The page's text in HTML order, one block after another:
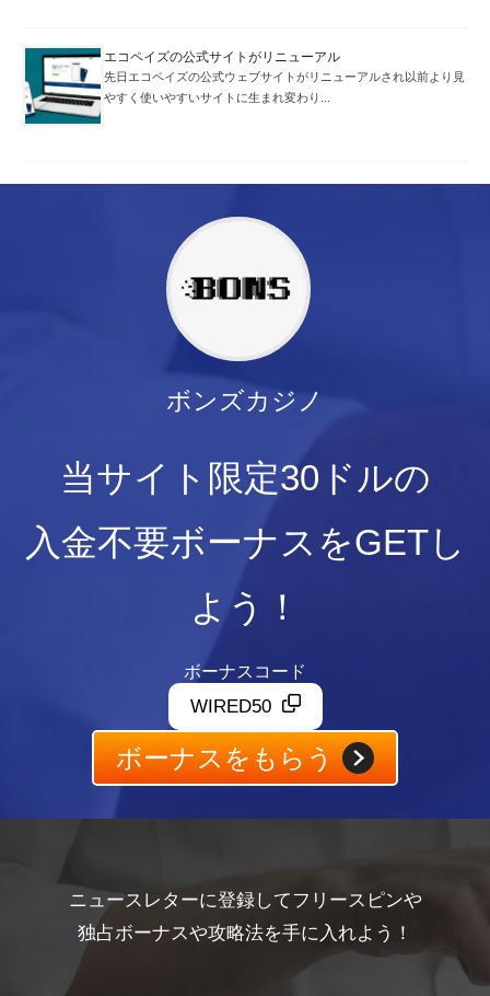
エコペイズの公式サイトがリニューアル
先日エコペイズの公式ウェブサイトがリニューアルされ以前より見
やすく使いやすいサイトに生まれ変わり...
ボンズカジノ
当サイト限定30ドルの
入金不要ボーナスをGETし
よう！
ボーナスコード
WIRED50
ボーナスをもらう
ニュースレターに登録してフリースピンや
独占ボーナスや攻略法を手に入れよう！